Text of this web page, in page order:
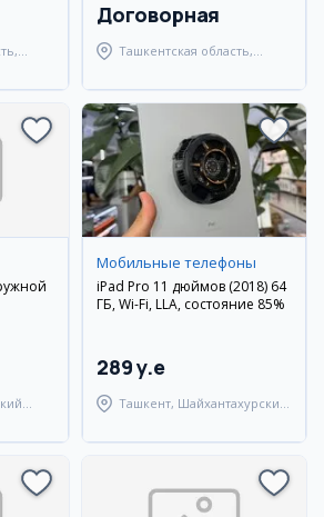
Договорная
Ташкентская область,
Мобильные телефоны
iPad Pro 11 дюймов (2018) 64
ГБ, Wi-Fi, LLA, состояние 85%
289 y.e
Ташкент, Шайхантахурский